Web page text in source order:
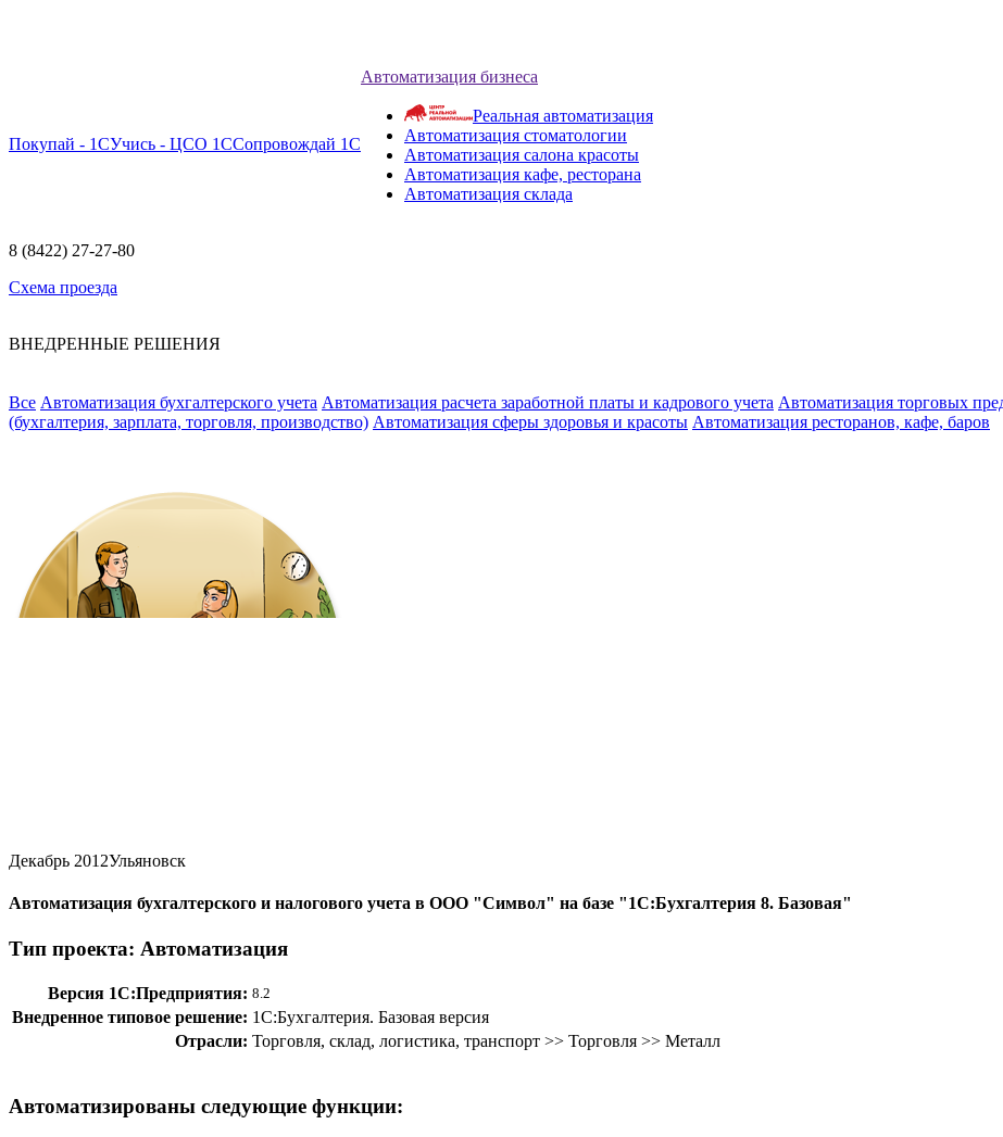
Покупай - 1СУчись - ЦСО 1ССопровождай 1С
Автоматизация бизнеса
Реальная автоматизация
Автоматизация стоматологии
Автоматизация салона красоты
Автоматизация кафе, ресторана
Автоматизация склада
8 (8422) 27-27-80
Схема проезда
ВНЕДРЕННЫЕ РЕШЕНИЯ
Все Автоматизация бухгалтерского учета Автоматизация расчета заработной платы и кадрового учета Автоматизация торговых
(бухгалтерия, зарплата, торговля, производство) Автоматизация сферы здоровья и красоты Автоматизация ресторанов, кафе, баров
Декабрь 2012Ульяновск
Автоматизация бухгалтерского и налогового учета в ООО "Символ" на базе "1С:Бухгалтерия 8. Базовая"
Тип проекта: Автоматизация
Версия 1С:Предприятия: 8.2
Внедренное типовое решение: 1С:Бухгалтерия. Базовая версия
Отрасли: Торговля, склад, логистика, транспорт >> Торговля >> Металл
Автоматизированы следующие функции: